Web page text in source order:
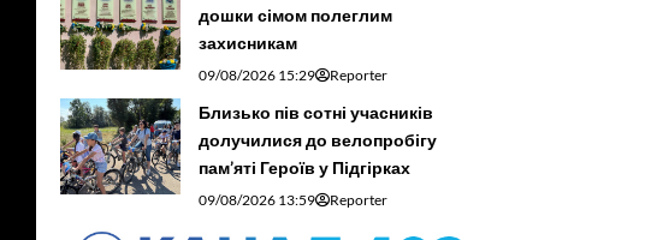
дошки сімом полеглим
захисникам
09/08/2026 15:29 Reporter
Близько пів сотні учасників
долучилися до велопробігу
пам’яті Героїв у Підгірках
09/08/2026 13:59 Reporter